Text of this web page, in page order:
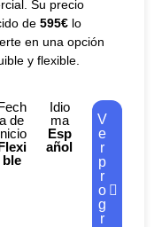
Su precio
de595€ lo
en una opción
y flexible.
a de
ble
Idio
ma
Esp
añol
V
e
r
p
r
o
g
r